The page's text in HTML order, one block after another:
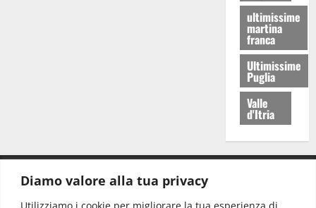
Diamo valore alla tua privacy
Utilizziamo i cookie per migliorare la tua esperienza di
ultimissime
martina
franca
Ultimissime
Puglia
Valle
d'Itria